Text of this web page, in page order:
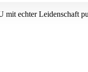
mit echter Leidenschaft